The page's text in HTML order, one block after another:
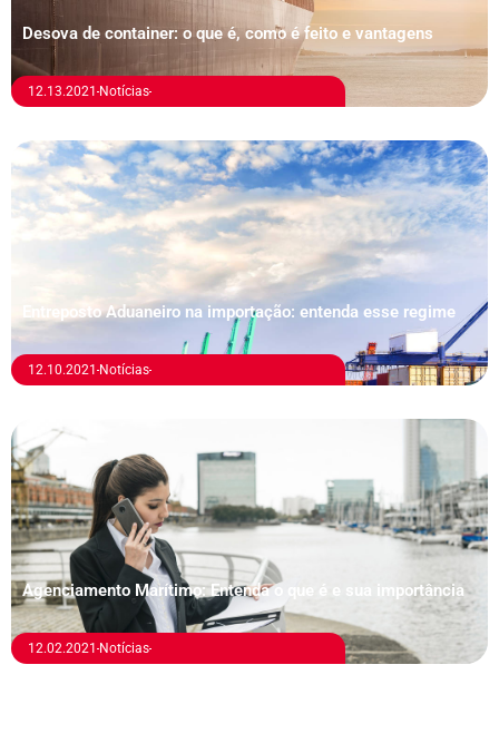
Desova de container: o que é, como é feito e vantagens
12.13.2021 Notícias
Entreposto Aduaneiro na importação: entenda esse regime
12.10.2021 Notícias
Agenciamento Marítimo: Entenda o que é e sua importância
12.02.2021 Notícias